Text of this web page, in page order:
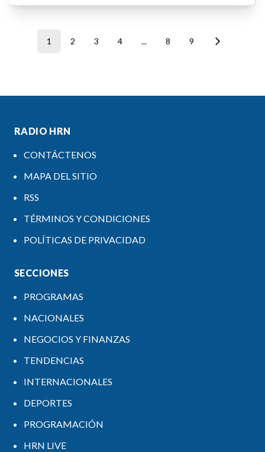
1 2 3 4 ... 8 9
RADIO HRN
CONTÁCTENOS
MAPA DEL SITIO
RSS
TÉRMINOS Y CONDICIONES
POLÍTICAS DE PRIVACIDAD
SECCIONES
PROGRAMAS
NACIONALES
NEGOCIOS Y FINANZAS
TENDENCIAS
INTERNACIONALES
DEPORTES
PROGRAMACIÓN
HRN LIVE